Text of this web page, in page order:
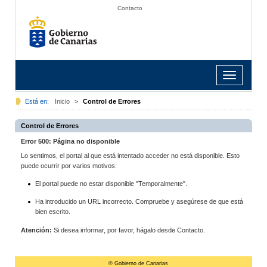
Contacto
Toggle
navigation
Está en: Inicio > Control de Errores
Control de Errores
Error 500: Página no disponible
Lo sentimos, el portal al que está intentado acceder no está disponible. Esto
puede ocurrir por varios motivos:
El portal puede no estar disponible "Temporalmente".
Ha introducido un URL incorrecto. Compruebe y asegúrese de que está
bien escrito.
Atención: Si desea informar, por favor, hágalo desde Contacto.
© Gobierno de Canarias